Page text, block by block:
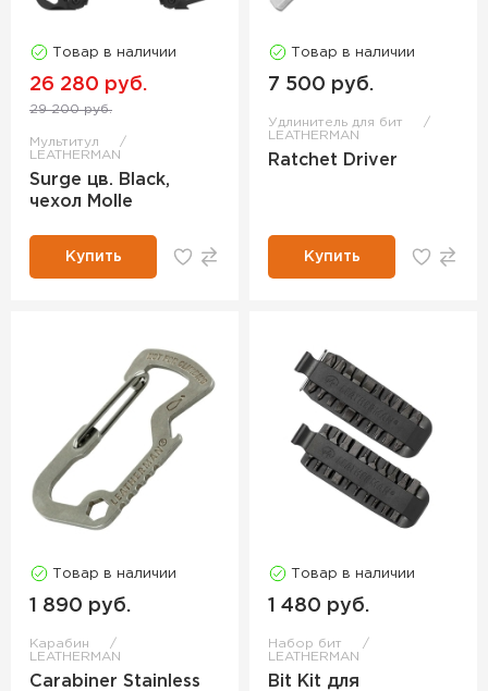
Товар в наличии
26 280 руб.
29 200 руб.
Мультитул
LEATHERMAN
Surge цв. Black,
чехол Molle
Купить
Товар в наличии
7 500 руб.
Удлинитель для бит
LEATHERMAN
Ratchet Driver
Купить
Товар в наличии
1 890 руб.
Карабин
LEATHERMAN
Carabiner Stainless
Товар в наличии
1 480 руб.
Набор бит
LEATHERMAN
Bit Kit для